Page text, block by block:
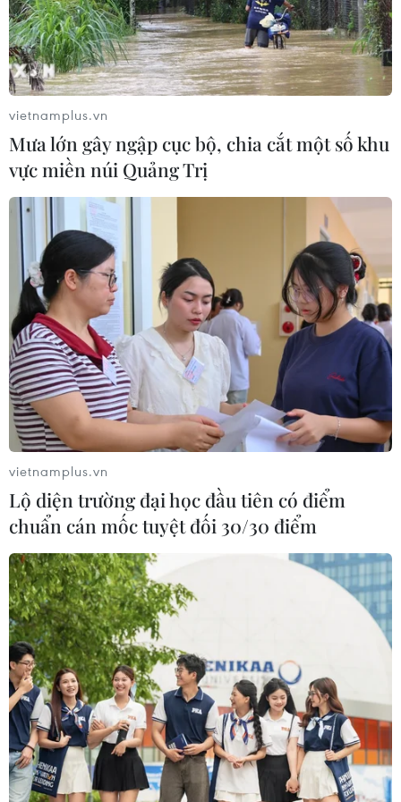
TIN CÙNG CHUYÊN MỤC
Chứng khoán tuần tới: VN-Index có
vượt được vùng 1.800 điểm?
09/08/2026 10:42
vietnamplus.vn
Mưa lớn gây ngập cục bộ, chia cắt một số khu
vực miền núi Quảng Trị
vietnamplus.vn
Lộ diện trường đại học đầu tiên có điểm
chuẩn cán mốc tuyệt đối 30/30 điểm